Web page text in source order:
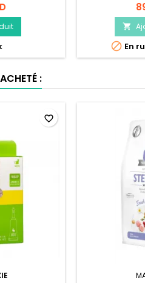

 En
:
favorite_border